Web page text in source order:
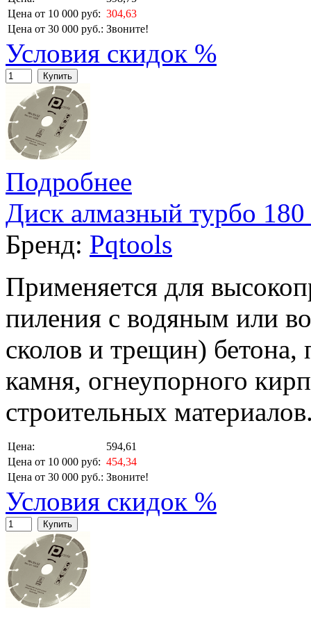
Цена от 10 000 руб: 304,63
Цена от 30 000 руб.: Звоните!
Условия скидок %
Купить
Подробнее
Диск алмазный турбо
Бренд: Pqtools
Применяется для
пиления с водяным или
сколов и трещин) бетона,
камня, огнеупорного
строительных
Цена:
594,61
Цена от 10 000 руб: 454,34
Цена от 30 000 руб.: Звоните!
Условия скидок %
Купить